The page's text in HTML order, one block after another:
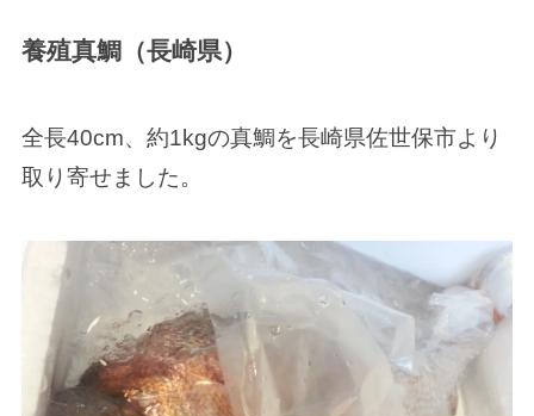
養殖真鯛（長崎県）
全長40cm、約1kgの真鯛を長崎県佐世保市より
取り寄せました。